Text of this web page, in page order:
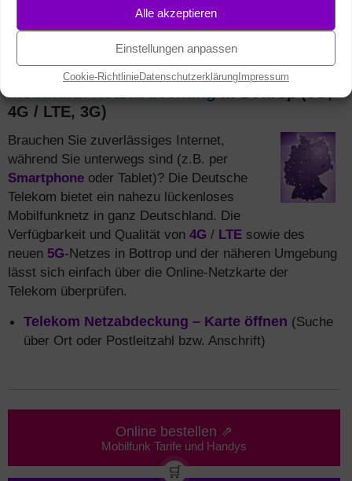
Alle akzeptieren
Einstellungen anpassen
Cookie-RichtlinieDatenschutzerklärung Impressum
Mobilfunk Netzabdeckung
4G / LTE, 3G)
Brauchen Sie zuverlässiges Internet,
während Sie unterwegs sind (z.B. per
Smartphone oder Tablet)? Die Deutsche
Telekom bietet ein nahezu lückenloses
Mobilfunknetz in ganz Deutschland. Die
Verfügbarkeit und Qualität von 4G / LTE sowie des
neuen 5G-Netzes in Bottrop und der näheren Umgebung
lässt sich einfach über die Online-Netzkarte der
Telekom überprüfen.
Telekom Netzabdeckung – Karte öffnen (Suche
über Ort oder Postleitzahl bzw. Anschrift)
Online bestellen ⇗
Mobilfunk Tarife und Handys
🛒